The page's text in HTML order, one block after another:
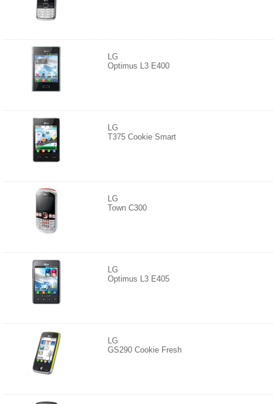
LG
Optimus L3 E400
LG
T375 Cookie Smart
LG
Town C300
LG
Optimus L3 E405
LG
GS290 Cookie Fresh